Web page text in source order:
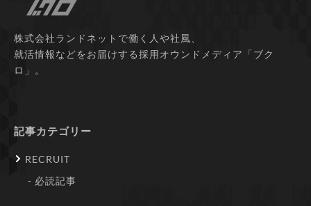
株式会社ランドネットで働く人や社風、
就活情報などをお届けする採用オウンドメディア「ブク
ロ」。
記事カテゴリー
RECRUIT
必読記事